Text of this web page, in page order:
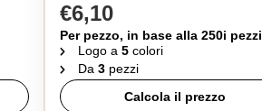
€6,10
Per pezzo, in base alla 250i pezzi
Logo a 5colori
Da 3pezzi
Calcola il prezzo